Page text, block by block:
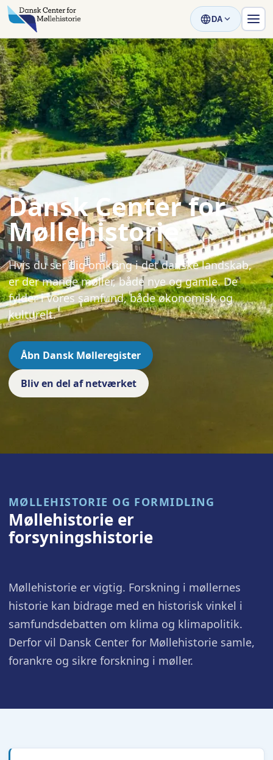
DA
Dansk Center for
Møllehistorie
Hvis du ser dig omkring i det danske landskab,
er der mange møller, både nye og gamle. De
fylder i vores samfund, både økonomisk og
kulturelt.
Åbn Dansk Mølleregister
Bliv en del af netværket
MØLLEHISTORIE OG FORMIDLING
Møllehistorie er
forsyningshistorie
Møllehistorie er vigtig. Forskning i møllernes
historie kan bidrage med en historisk vinkel i
samfundsdebatten om klima og klimapolitik.
Derfor vil Dansk Center for Møllehistorie samle,
forankre og sikre forskning i møller.